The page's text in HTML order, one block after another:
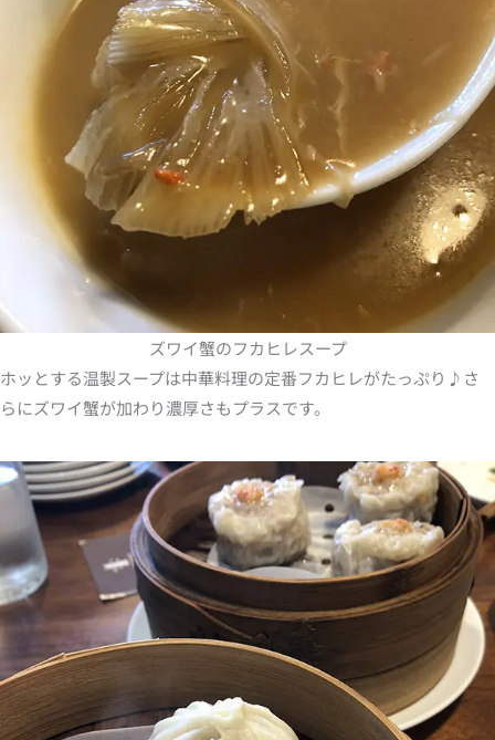
ズワイ蟹のフカヒレスープ
ホッとする温製スープは中華料理の定番フカヒレがたっぷり♪さ
らにズワイ蟹が加わり濃厚さもプラスです。